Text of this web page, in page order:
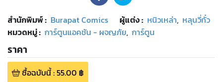
สำนักพิมพ์: Burapat Comics ผู้แต่ง : หนิวเหล่า, หลุนวี่กั๋ว
หมวดหมู่: การ์ตูนแอคชัน - ผจญภัย, การ์ตูน
ราคา
ซื้อฉบับนี้: 55.00 ฿